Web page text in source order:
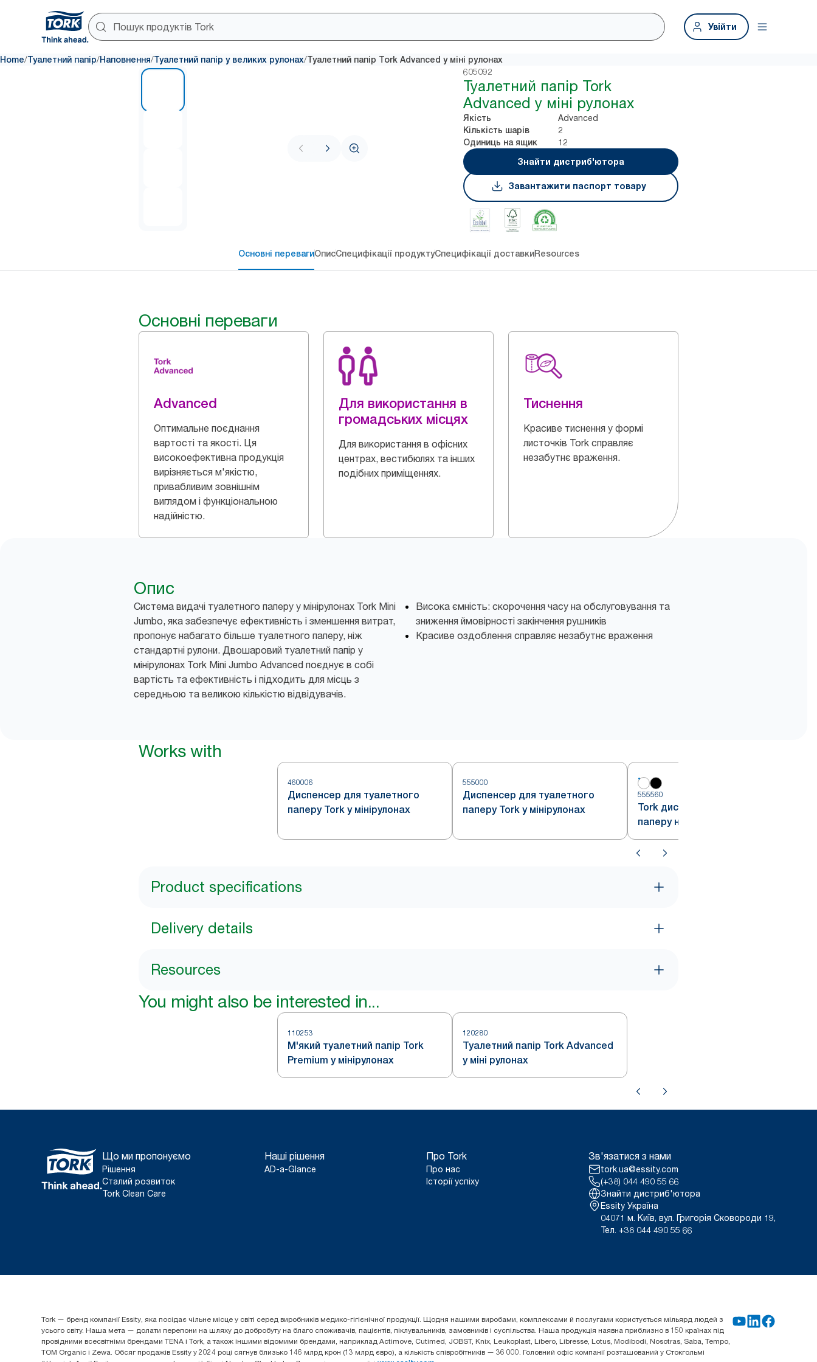
Увійти
Home/Туалетний папір/Наповнення/Туалетний папір у великих рулонах/Туалетний папір Tork Advanced у міні рулонах
605092
Туалетний папір Tork
Advanced у міні рулонах
Якість Advanced
Кількість шарів 2
Одиниць на ящик
12
Знайти дистриб'ютора
Завантажити паспорт товару
Основні перевагиОписСпецифікації продуктуСпецифікації доставкиResources
Основні переваги
Advanced
Оптимальне поєднання
вартості та якості. Ця
високоефективна продукція
вирізняється м'якістю,
привабливим зовнішнім
виглядом і функціональною
надійністю.
Для використання в
громадських місцях
Для використання в офісних
центрах, вестибюлях та інших
подібних приміщеннях.
Тиснення
Красиве тиснення у формі
листочків Tork справляє
незабутнє враження.
Опис
Система видачі туалетного паперу у мінірулонах Tork Mini
Jumbo, яка забезпечує ефективність і зменшення витрат,
пропонує набагато більше туалетного паперу, ніж
стандартні рулони. Двошаровий туалетний папір у
мінірулонах Tork Mini Jumbo Advanced поєднує в собі
вартість та ефективність і підходить для місць з
середньою та великою кількістю відвідувачів.
Висока ємність: скорочення часу на обслуговування та
зниження ймовірності закінчення рушників
Красиве оздоблення справляє незабутнє враження
Works with
460006
Диспенсер для туалетного
паперу Tork у мінірулонах
555000
Диспенсер для туалетного
паперу Tork у мінірулонах
555560
Tork диспенсер для туалетного
паперу на 2 мінірулони, білий
Product specifications
Delivery details
Resources
You might also be interested in...
110253
М'який туалетний папір Tork
Premium у мінірулонах
120280
Туалетний папір Tork Advanced
у міні рулонах
Що ми пропонуємо
Рішення
Сталий розвиток
Tork Clean Care
Наші рішення
AD-a-Glance
Про Tork
Про нас
Історії успіху
Зв'язатися з нами
tork.ua@essity.com
(+38) 044 490 55 66
Знайти дистриб'ютора
Essity Україна
04071 м. Київ, вул. Григорія Сковороди 19,
Тел. +38 044 490 55 66
Tork — бренд компанії Essity, яка посідає чільне місце у світі серед виробників медико-гігієнічної продукції. Щодня нашими виробами, комплексами й послугами користується мільярд людей з
усього світу. Наша мета — долати перепони на шляху до добробуту на благо споживачів, пацієнтів, піклувальників, замовників і суспільства. Наша продукція наявна приблизно в 150 країнах під
провідними всесвітніми брендами TENA і Tork, а також іншими відомими брендами, наприклад Actimove, Cutimed, JOBST, Knix, Leukoplast, Libero, Libresse, Lotus, Modibodi, Nosotras, Saba, Tempo,
TOM Organic і Zewa. Обсяг продажів Essity у 2024 році сягнув близько 146 млрд крон (13 млрд євро), а кількість співробітників — 36 000. Головний офіс компанії розташований у Стокгольмі